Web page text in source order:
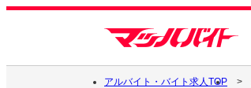
アルバイト・バイト求人TOP